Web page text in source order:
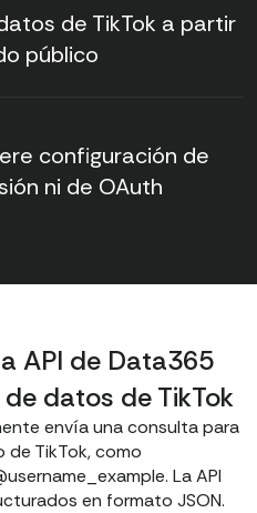
de TikTok a partir
público
configuración de
ni de OAuth
API de Data365
datos de TikTok
envía una consulta para
de TikTok, como
La API
en formato JSON.